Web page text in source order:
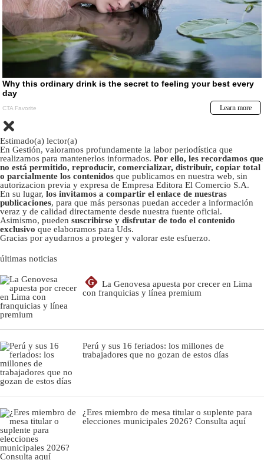
Estimado(a) lector(a)
En Gestión, valoramos profundamente la labor periodística que
realizamos para mantenerlos informados. Por ello, les recordamos que
no está permitido, reproducir, comercializar, distribuir, copiar total
o parcialmente los contenidos que publicamos en nuestra web, sin
autorizacion previa y expresa de Empresa Editora El Comercio S.A.
En su lugar, los invitamos a compartir el enlace de nuestras
publicaciones, para que más personas puedan acceder a información
veraz y de calidad directamente desde nuestra fuente oficial.
Asimismo, pueden suscribirse y disfrutar de todo el contenido
exclusivo que elaboramos para Uds.
Gracias por ayudarnos a proteger y valorar este esfuerzo.
últimas noticias
G
La Genovesa apuesta por crecer en Lima
con franquicias y línea premium
Perú y sus 16 feriados: los millones de
trabajadores que no gozan de estos días
¿Eres miembro de mesa titular o suplente para
elecciones municipales 2026? Consulta aquí